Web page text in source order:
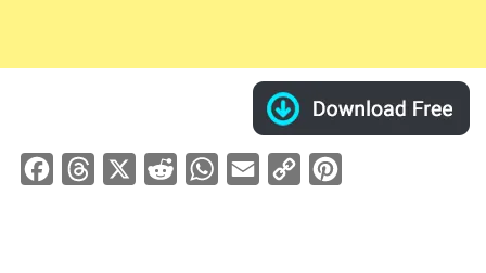
FacebookThreads Reddit WhatsApp
Email
Copy